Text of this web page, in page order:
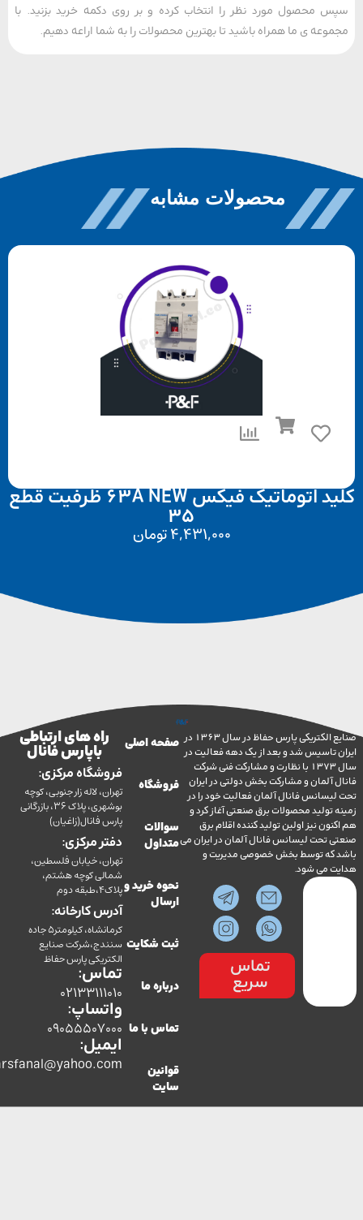
محصول مورد نظر را انتخاب کرده و بر روی دکمه خرید بزنید. با
ی ما همراه باشید تا بهترین محصولات را به شما اراعه دهیم.
محصولات مشابه
کلید اتوماتیک فیکس 63A NEW ظرفیت قطع
4,431,000تومان
صنایع الکتریکی پارس حفاظ در سال 1363 در
شد و بعد از یک دهه فعالیت در
سال 1373 با نظارت و مشارکت فنی شرکت
و مشارکت بخش دولتی در ایران
فانال آلمان فعالیت خود را در
محصولات برق صنعتی آغاز کرد و
نیز اولین تولید کننده اقلام برق
لیسانس فانال آلمان در ایران می
توسط بخش خصوصی مدیریت و
می شود.
تماس
سریع
صفحه اصلی
فروشگاه
سوالات
متداول
نحوه خرید و
ثبت شکایت
درباره ما
تماس با ما
قوانین
راه های ارتباطی
با پارس فانال
فروشگاه مرکزی:
تهران، لاله زار جنوبی، کوچه
بوشهری، پلاک 36، بازرگانی
پارس فانال(زاغیان)
دفتر مرکزی:
تهران، خیابان فلسطین،
شمالی کوچه هشتم،
پلاک4،طبقه دوم
آدرس کارخانه:
کرمانشاه، کیلومتر5 جاده
سنندج،شرکت صنایع
الکتریکی پارس حفاظ
تماس:
02133111010
واتساپ:
09055507000
ایمیل:
co.parsfanal@yahoo.com